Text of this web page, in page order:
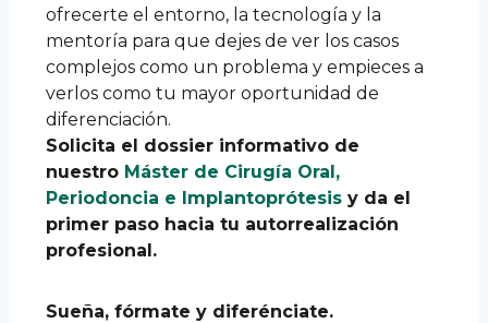
ofrecerte el entorno, la tecnología y la
mentoría para que dejes de ver los casos
complejos como un problema y empieces a
verlos como tu mayor oportunidad de
diferenciación.
Solicita el dossier informativo de
nuestro Máster de Cirugía Oral,
Periodoncia e Implantoprótesis y da el
primer paso hacia tu autorrealización
profesional.
Sueña, fórmate y diferénciate.